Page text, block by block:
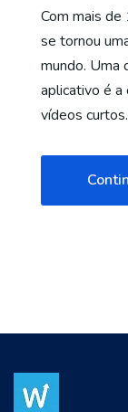
Com mais de
se tornou
mundo. Uma
aplicativo é a
vídeos